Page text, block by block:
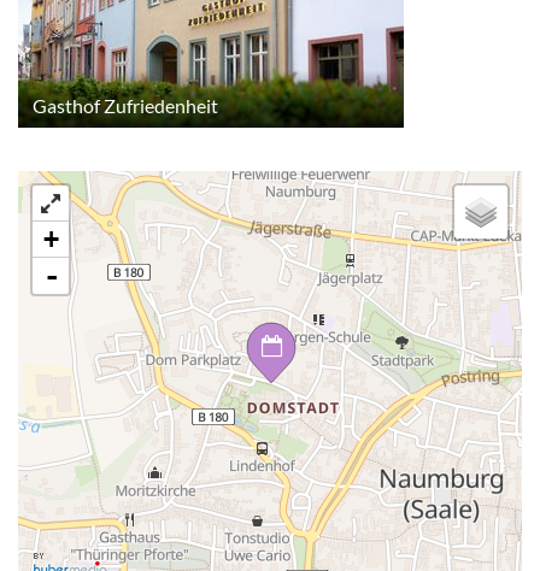
Gasthof Zufriedenheit
+
-